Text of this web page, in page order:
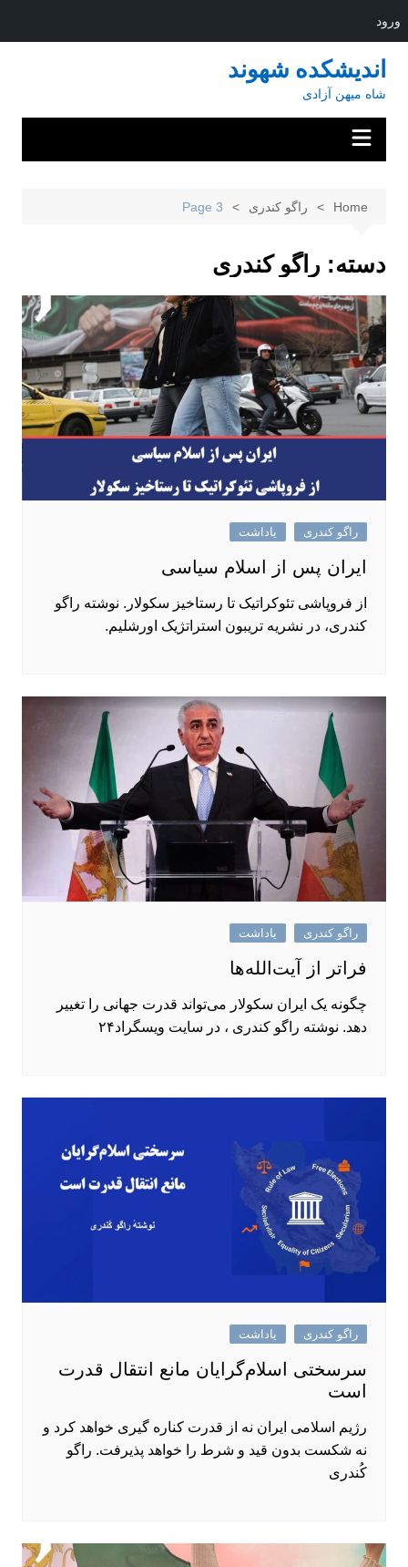
ورود
content
اندیشکده شهوند
شاه میهن آزادی
Home راگو کندری Page 3
دسته: راگو کندری
راگو کندری یاداشت
ایران پس از اسلام سیاسی
از فروپاشی تئوکراتیک تا رستاخیز سکولار. نوشته راگو
کندری، در نشریه تریبون استراتژیک اورشلیم.
راگو کندری یاداشت
فراتر از آیت‌الله‌ها
چگونه یک ایران سکولار می‌تواند قدرت جهانی را تغییر
دهد. نوشته راگو کندری ، در سایت ویسگراد۲۴
راگو کندری یاداشت
سرسختی اسلام‌گرایان مانع انتقال قدرت
است
رژیم اسلامی ایران نه از قدرت کناره ‌گیری خواهد کرد و
نه شکست بدون قید و شرط را خواهد پذیرفت. راگو
کُندری